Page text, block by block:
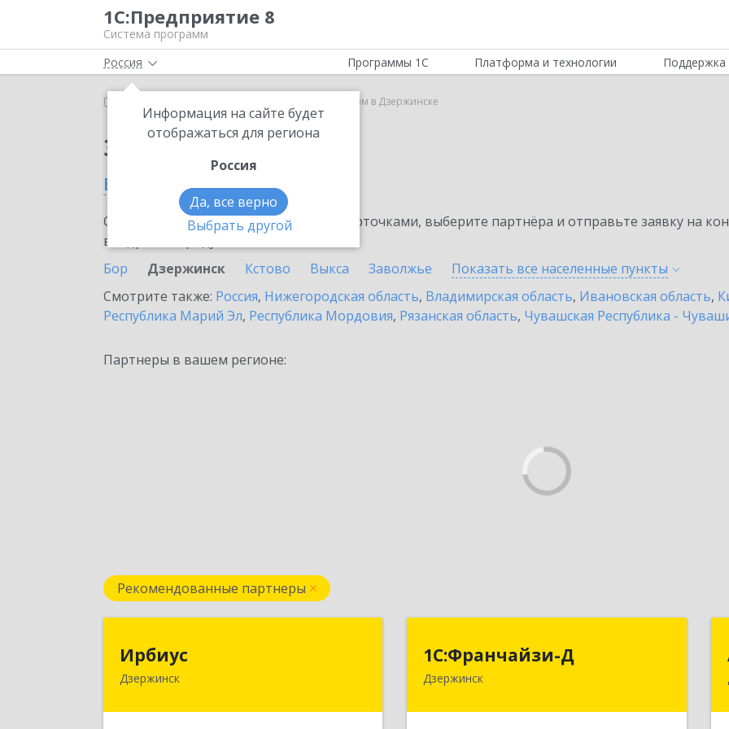
1С:Предприятие 8
Система программ
Россия
Информация на сайте будет
отображаться для региона
Россия
Да, все верно
Выбрать другой
Программы 1С Платформа и технологии Поддержка
Главная 1С-Такском в Дзержинске
Заказать 1С-Такском
в Дзержинске
Ознакомьтесь с информационными карточками, выберите партнёра и отправьте заявку на
внедрение продукта.
Бор
Дзержинск Кстово Выкса Заволжье Показать все населенные пункты
Смотрите также: Россия, Нижегородская область, Владимирская область, Ивановская область,
Республика Марий Эл, Республика Мордовия, Рязанская область, Чувашская Республика -
Партнеры в вашем регионе:
Рекомендованные партнеры
Ирбиус
Дзержинск
1С:Франчайзи-Д
Дзержинск
1С:Франчайзи-Д